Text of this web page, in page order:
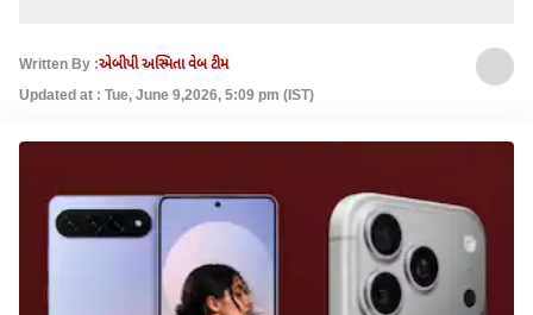
Written By :એબીપી અસ્મિતા વેબ ટીમ
Updated at : Tue, June 9,2026, 5:09 pm (IST)